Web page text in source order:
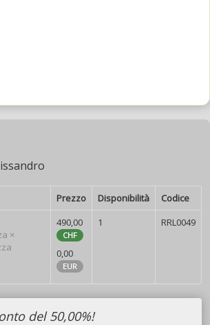
Prezzo Disponibilità
Codice
×
490,00
CHF
0,00
EUR
1 RRL0049
del 50,00%!